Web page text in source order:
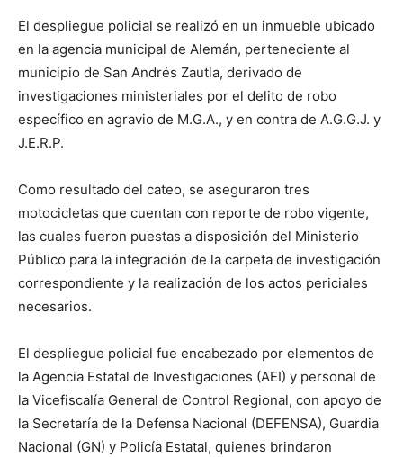
El despliegue policial se realizó en un inmueble ubicado
en la agencia municipal de Alemán, perteneciente al
municipio de San Andrés Zautla, derivado de
investigaciones ministeriales por el delito de robo
específico en agravio de M.G.A., y en contra de A.G.G.J. y
J.E.R.P.
Como resultado del cateo, se aseguraron tres
motocicletas que cuentan con reporte de robo vigente,
las cuales fueron puestas a disposición del Ministerio
Público para la integración de la carpeta de investigación
correspondiente y la realización de los actos periciales
necesarios.
El despliegue policial fue encabezado por elementos de
la Agencia Estatal de Investigaciones (AEI) y personal de
la Vicefiscalía General de Control Regional, con apoyo de
la Secretaría de la Defensa Nacional (DEFENSA), Guardia
Nacional (GN) y Policía Estatal, quienes brindaron